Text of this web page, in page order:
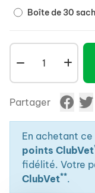
pour 250 ml d'eau.
Pour les
kg) : 30 g
jours.
Pour les
caprins
Boîte de 30
Partager
En achetant ce
points ClubVet
fidélité. Votre
ClubVet**.